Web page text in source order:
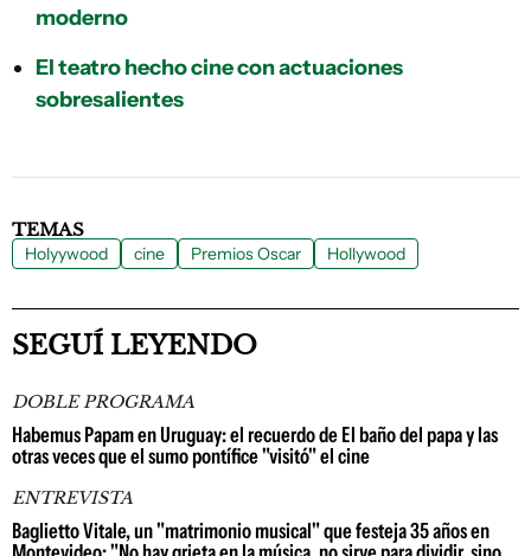
moderno
El teatro hecho cine con actuaciones
sobresalientes
TEMAS
Holyywood cine Premios Oscar Hollywood
SEGUÍ LEYENDO
DOBLE PROGRAMA
Habemus Papam en Uruguay: el recuerdo de El baño del papa y las
otras veces que el sumo pontífice "visitó" el cine
ENTREVISTA
Baglietto Vitale, un "matrimonio musical" que festeja 35 años en